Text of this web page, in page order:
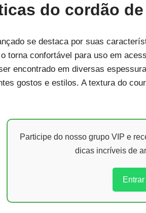
do cordão
se destaca por suas
torna confortável para uso em
encontrado em diversas
gostos e estilos. A textura do
Participe do nosso grupo VIP e
dicas incríveis de